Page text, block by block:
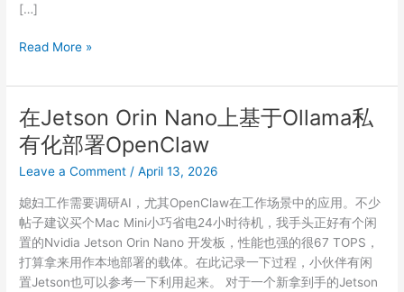
[…]
Docker
器
学
习
笔
记
Read More »
在Jetson Orin Nano上基于Ollama私
有化部署OpenClaw
Leave a Comment /April 13, 2026
媳妇工作需要调研AI，尤其OpenClaw在工作场景中的应用。不少
帖子建议买个Mac Mini小巧省电24小时待机，我手头正好有个闲
置的Nvidia Jetson Orin Nano 开发板，性能也强的很67 TOPS，
打算拿来用作本地部署的载体。在此记录一下过程，小伙伴有闲
置Jetson也可以参考一下利用起来。 对于一个新拿到手的Jetson